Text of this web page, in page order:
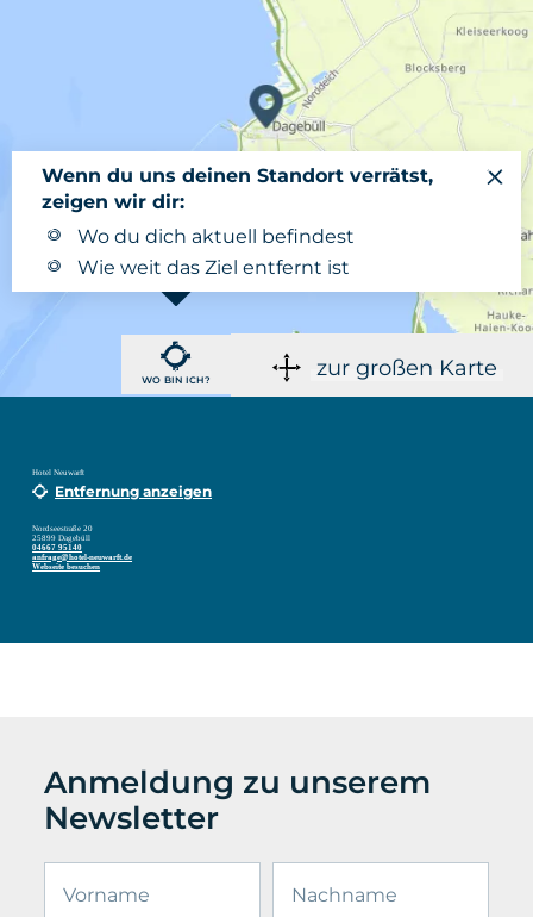
WO BIN ICH?
Wenn du uns deinen Standort verrätst,
zeigen wir dir:
Wo du dich aktuell befindest
Wie weit das Ziel entfernt ist
zur großen Karte
Hotel Neuwarft
Entfernung anzeigen
Nordseestraße 20
25899 Dagebüll
04667 95140
anfrage@hotel-neuwarft.de
Webseite besuchen
Anmeldung zu unserem
Newsletter